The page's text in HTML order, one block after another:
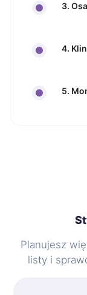
3.
4.
5.
Planujesz
listy i